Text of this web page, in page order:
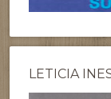
LETICIA